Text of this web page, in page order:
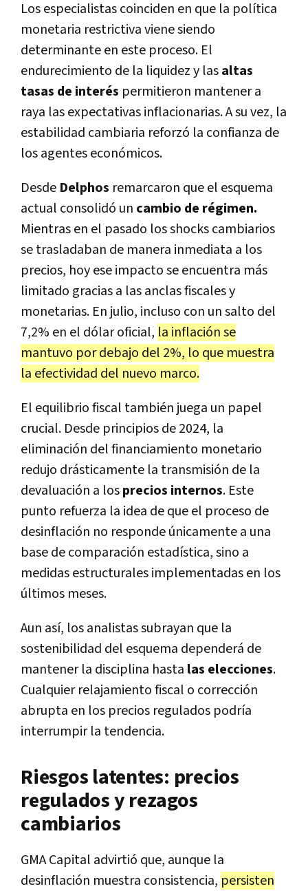
Los especialistas coinciden en que la política
monetaria restrictiva viene siendo
determinante en este proceso. El
endurecimiento de la liquidez y lasaltas
tasas de interés permitieron mantener a
raya las expectativas inflacionarias. A su vez, la
estabilidad cambiaria reforzó la confianza de
los agentes económicos.
Desde Delphos remarcaron que el esquema
actual consolidó un cambio de régimen.
Mientras en el pasado los shocks cambiarios
se trasladaban de manera inmediata a los
precios, hoy ese impacto se encuentra más
limitado gracias a las anclas fiscales y
monetarias. En julio, incluso con un salto del
7,2% en el dólar oficial, la inflación se
mantuvo por debajo del 2%, lo que muestra
la efectividad del nuevo marco.
El equilibrio fiscal también juega un papel
crucial. Desde principios de 2024, la
eliminación del financiamiento monetario
redujo drásticamente la transmisión de la
devaluación a losprecios internos. Este
punto refuerza la idea de que el proceso de
desinflación no responde únicamente a una
base de comparación estadística, sino a
medidas estructurales implementadas en los
últimos meses.
Aun así, los analistas subrayan que la
sostenibilidad del esquema dependerá de
mantener la disciplina hasta las elecciones.
Cualquier relajamiento fiscal o corrección
abrupta en los precios regulados podría
interrumpir la tendencia.
Riesgos latentes: precios
regulados y rezagos
cambiarios
GMA Capital advirtió que, aunque la
desinflación muestra consistencia, persisten